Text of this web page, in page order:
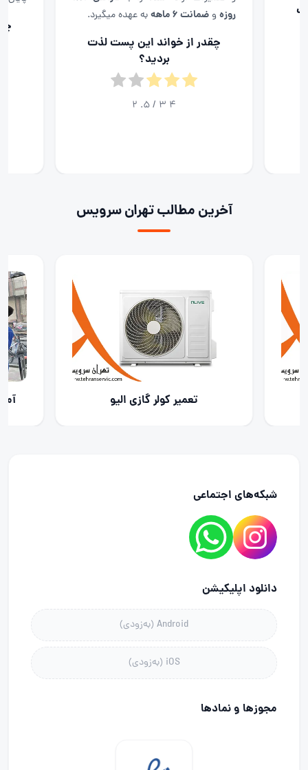
روزهوضمانت ۶ ماهه به عهده میگیرد.
چقدر از خواند این پست لذت
بردید؟
4
3
/ 5.
2
آخرین مطالب تهران سرویس
تعمیر کولر گازی الیو
شبکه‌های اجتماعی
دانلود اپلیکیشن
Android (به‌زودی)
iOS (به‌زودی)
مجوز‌ها و نماد‌ها